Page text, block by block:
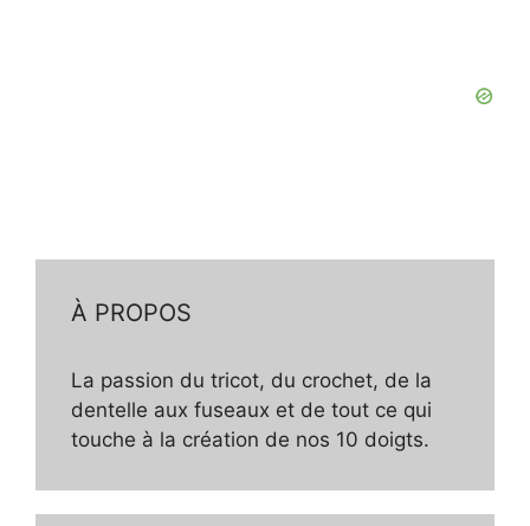
À PROPOS
La passion du tricot, du crochet, de la
dentelle aux fuseaux et de tout ce qui
touche à la création de nos 10 doigts.